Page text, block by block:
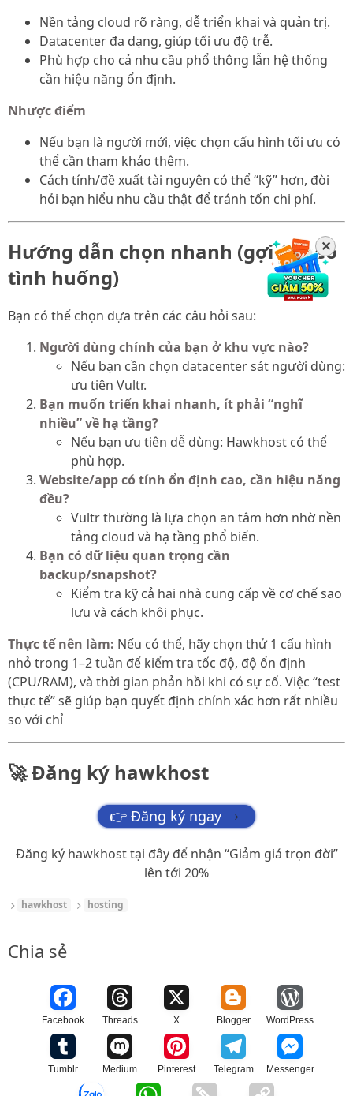
Nền tảng cloud rõ ràng, dễ triển khai và quản trị.
Datacenter đa dạng, giúp tối ưu độ trễ.
Phù hợp cho cả nhu cầu phổ thông lẫn hệ thống
cần hiệu năng ổn định.
Nhược điểm
Nếu bạn là người mới, việc chọn cấu hình tối ưu có
thể cần tham khảo thêm.
Cách tính/đề xuất tài nguyên có thể “kỹ” hơn, đòi
hỏi bạn hiểu nhu cầu thật để tránh tốn chi phí.
Hướng dẫn chọn nhanh (gợi ý theo
tình huống)
Bạn có thể chọn dựa trên các câu hỏi sau:
Người dùng chính của bạn ở khu vực nào?
Nếu bạn cần chọn datacenter sát người dùng:
ưu tiên Vultr.
Bạn muốn triển khai nhanh, ít phải “nghĩ
nhiều” về hạ tầng?
Nếu bạn ưu tiên dễ dùng: Hawkhost có thể
phù hợp.
Website/app có tính ổn định cao, cần hiệu năng
đều?
Vultr thường là lựa chọn an tâm hơn nhờ nền
tảng cloud và hạ tầng phổ biến.
Bạn có dữ liệu quan trọng cần
backup/snapshot?
Kiểm tra kỹ cả hai nhà cung cấp về cơ chế sao
lưu và cách khôi phục.
Thực tế nên làm: Nếu có thể, hãy chọn thử 1 cấu hình
nhỏ trong 1–2 tuần để kiểm tra tốc độ, độ ổn định
(CPU/RAM), và thời gian phản hồi khi có sự cố. Việc “test
thực tế” sẽ giúp bạn quyết định chính xác hơn rất nhiều
so với chỉ
🚀 Đăng ký hawkhost
👉 Đăng ký ngay →
Đăng ký hawkhost tại đây để nhận “Giảm giá trọn đời”
lên tới 20%
hawkhost hosting
Chia sẻ
Facebook Threads X Blogger WordPress
Tumblr Medium Pinterest Telegram Messenger
✕